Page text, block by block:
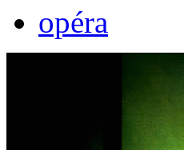
opéra